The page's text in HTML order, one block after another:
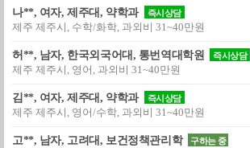
나**, 여자, 제주대, 약학과 즉시상담
제주 제주시, 수학/화학, 과외비 31~40만원
허**, 남자, 한국외국어대, 통번역대학원 즉시상담
제주 제주시, 영어, 과외비 31~40만원
김**, 여자, 제주대, 약학과 즉시상담
제주 제주시, 영어/수학, 과외비 31~40만원
고**, 남자, 고려대, 보건정책관리학 구하는 중